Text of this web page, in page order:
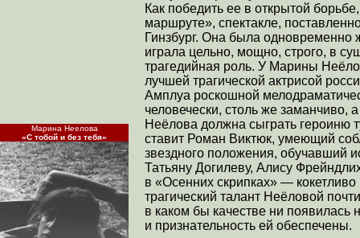
Как победить ее в открытой
маршруте», спектакле,
Гинзбург. Она была одновременно
играла цельно, мощно, строго, в
трагедийная роль. У Марины
лучшей трагической актрисой
Амплуа роскошной
человечески, столь же заманчиво,
Неёлова должна сыграть героиню
ставит Роман Виктюк, умеющий
звездного положения, обучавший
Татьяну Догилеву, Алису
в «Осенних скрипках» —
трагический талант Неёловой
в каком бы качестве ни
и признательность ей обеспечены.
Марина Неелова
«С тобой и без тебя»